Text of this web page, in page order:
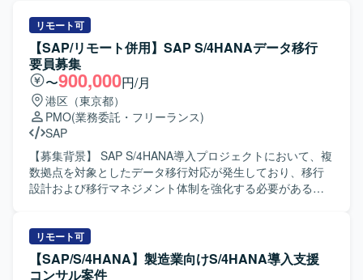
リモート可
【SAP/リモート併用】SAP S/4HANAデータ移行
要員募集
〜900,000円/月
港区（東京都）
PMO(業務委託・フリーランス)
SAP
【募集背景】 SAP S/4HANA導入プロジェクトにおいて、複
数拠点を対象としたデータ移行対応が発生しており、移行
設計および移行マネジメント体制を強化する必要があるた
していただきます。具体的には、データ移行の全体計画に
基づく進捗管理、各拠点担当者との調整、課題・リスクの
洗い出しと整理、移行方針や移行設計内容の理解と関係者
リモート可
【SAP/S/4HANA】製造業向けS/4HANA導入支援
コンサル案件